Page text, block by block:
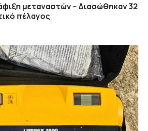
μεταναστών – Διασώθηκαν 32
πέλαγος